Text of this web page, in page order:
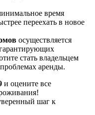
время
переехать в новое
осуществляется
стать владельцем
аренды.
и оцените все
шаг к